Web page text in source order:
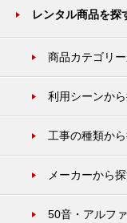
レンタル商品を探
商品カテゴリ
利用シーンか
工事の種類か
メーカーから
50音・アルフ